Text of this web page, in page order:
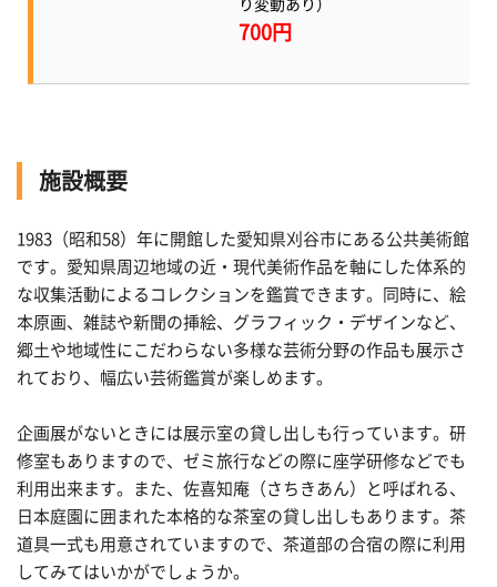
り変動あり）
700円
施設概要
1983（昭和58）年に開館した愛知県刈谷市にある公共美術館
です。愛知県周辺地域の近・現代美術作品を軸にした体系的
な収集活動によるコレクションを鑑賞できます。同時に、絵
本原画、雑誌や新聞の挿絵、グラフィック・デザインなど、
郷土や地域性にこだわらない多様な芸術分野の作品も展示さ
れており、幅広い芸術鑑賞が楽しめます。
企画展がないときには展示室の貸し出しも行っています。研
修室もありますので、ゼミ旅行などの際に座学研修などでも
利用出来ます。また、佐喜知庵（さちきあん）と呼ばれる、
日本庭園に囲まれた本格的な茶室の貸し出しもあります。茶
道具一式も用意されていますので、茶道部の合宿の際に利用
してみてはいかがでしょうか。